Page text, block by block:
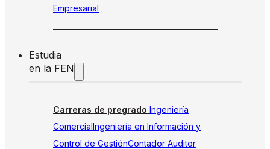
Empresarial
Estudia
en la FEN
Carreras de pregrado Ingeniería
ComercialIngeniería en Información y
Control de GestiónContador Auditor